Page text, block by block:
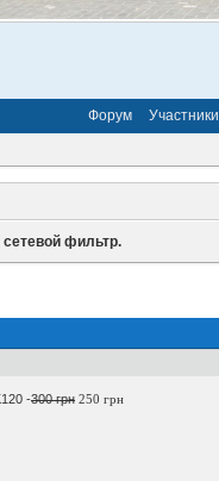
Форум Участники
фильтр.
-300 грн 250 грн